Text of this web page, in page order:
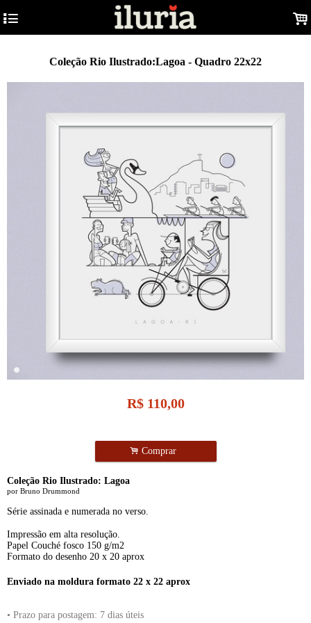
4 .
Coleção Rio Ilustrado:Lagoa - Quadro 22x22
R$ 110,00
. Comprar
Coleção Rio Ilustrado: Lagoa
por Bruno Drummond
Série assinada e numerada no verso.
Impressão em alta resolução.
Papel Couché fosco 150 g/m2
Formato do desenho 20 x 20 aprox
Enviado na moldura formato 22 x 22 aprox
• Prazo para postagem: 7 dias úteis